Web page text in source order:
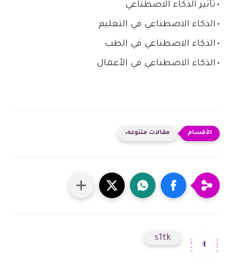
• تأثير الذكاء الاصطناعي
• الذكاء الاصطناعي في التعليم
• الذكاء الاصطناعي في الطب
• الذكاء الاصطناعي في الأعمال
مقالات متنوعه،
s1tk